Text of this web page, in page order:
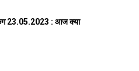
23.05.2023 : आज क्या